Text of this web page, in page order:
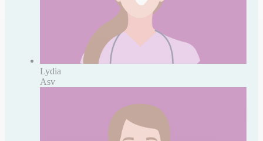
Lydia
Asv